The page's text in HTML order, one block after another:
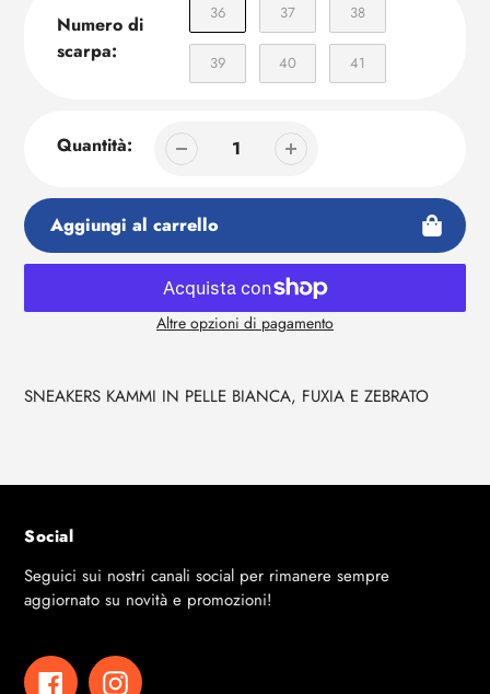
Numero di
scarpa:
36 37 38
39 40 41
Quantità:
Aggiungi al carrello
Altre opzioni di pagamento
prodotto
SNEAKERS KAMMI IN PELLE BIANCA, FUXIA E ZEBRATO
Social
Seguici sui nostri canali social per rimanere sempre
aggiornato su novità e promozioni!
FacebookInstagram